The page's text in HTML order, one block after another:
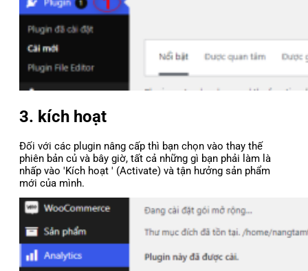
3. kích hoạt
Đối với các plugin nâng cấp thì bạn chọn vào thay thế
phiên bản củ và bây giờ, tất cả những gì bạn phải làm là
nhấp vào 'Kích hoạt ' (Activate) và tận hưởng sản phẩm
mới của mình.​